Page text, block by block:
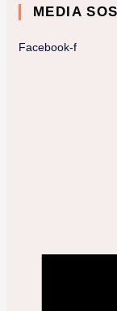
MEDIA
Facebook-f